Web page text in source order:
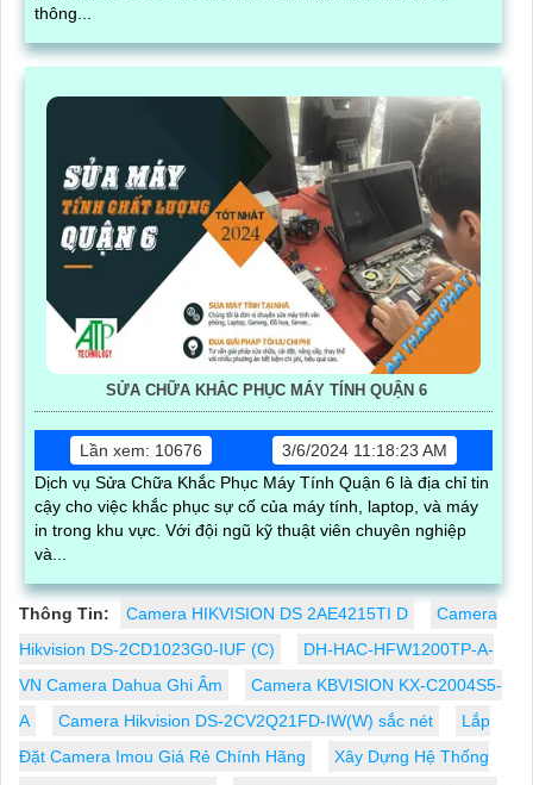
thông...
SỬA CHỮA KHẮC PHỤC MÁY TÍNH QUẬN 6
Lần xem: 10676
3/6/2024 11:18:23 AM
Dịch vụ Sửa Chữa Khắc Phục Máy Tính Quận 6 là địa chỉ tin
cậy cho việc khắc phục sự cố của máy tính, laptop, và máy
in trong khu vực. Với đội ngũ kỹ thuật viên chuyên nghiệp
và...
Thông Tin: Camera HIKVISION DS 2AE4215TI D
Camera
Hikvision DS-2CD1023G0-IUF (C)
DH-HAC-HFW1200TP-A-
VN Camera Dahua Ghi Âm
Camera KBVISION KX-C2004S5-
A
Camera Hikvision DS-2CV2Q21FD-IW(W) sắc nét
Lắp
Đặt Camera Imou Giá Rẻ Chính Hãng
Xây Dựng Hệ Thống